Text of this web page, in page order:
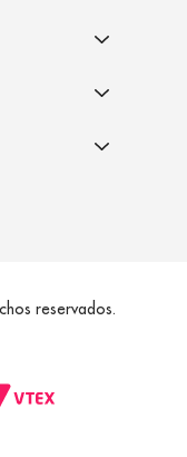
reservados.